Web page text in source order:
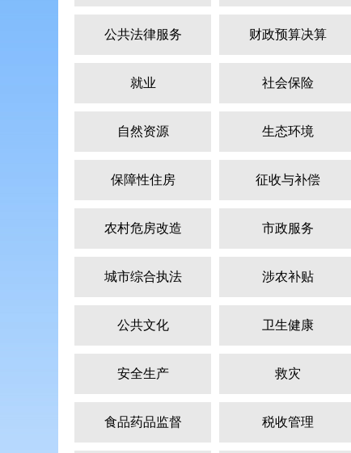
公共法律服务 财政预算决算
就业 社会保险
自然资源 生态环境
保障性住房 征收与补偿
农村危房改造 市政服务
城市综合执法 涉农补贴
公共文化 卫生健康
安全生产 救灾
食品药品监督 税收管理